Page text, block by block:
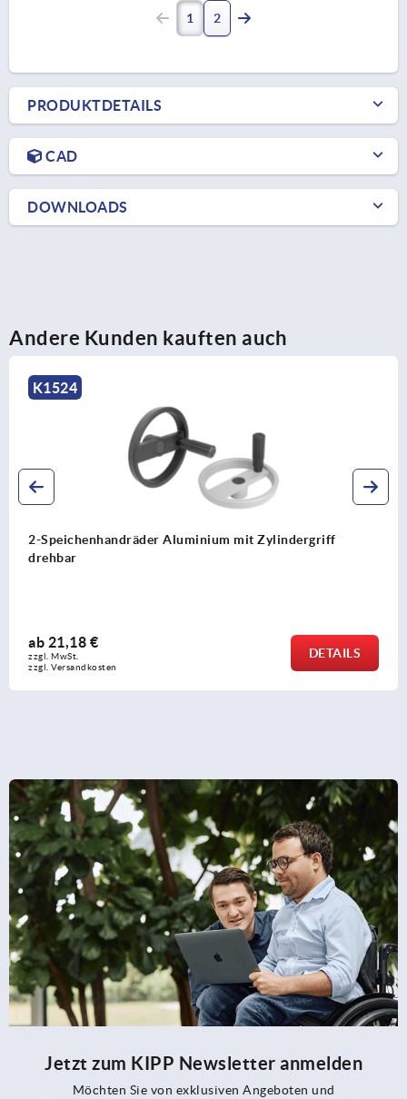
1 2
PRODUKTDETAILS
CAD
DOWNLOADS
Andere Kunden kauften auch
K0671
Handräder DIN 950 aus Grauguss
ab12,65 €
zzgl. MwSt.
zzgl. Versandkosten
DETAILS
Jetzt zum KIPP Newsletter anmelden
Möchten Sie von exklusiven Angeboten und